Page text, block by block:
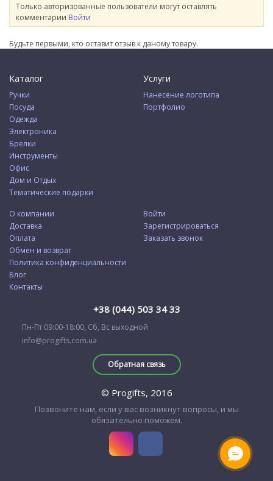
Только авторизованные пользователи могут оставлять
комментарии Войти
Будьте первыми, кто оставит отзыв к даному товару.
Каталог
Ручки
Посуда
Одежда
Электроника
Брелки
Инструменты
Офис
Дом и Отдых
Тематические подарки
Услуги
Нанесение логотипа
Портфолио
О компании
Доставка
Оплата
Обмен и возврат
Политика конфиденциальности
Блог
Контакты
Войти
Зарегистрироваться
Заказать звонок
+38 (044) 503 34 33
Пн-Пт 09:00-18:00, Сб, Вс выходной
info@progifts.com.ua
Обратная связь
© Progifts, 2016
Позвоните нам, если у вас возникнут вопросы, и мы
обязательно поможем.